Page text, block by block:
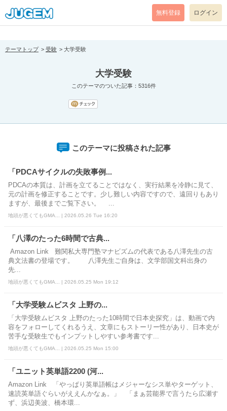
[pear_error: message="Success" code=0 mode=return level=notice
prefix="" info=""]
無料登録 ログイン
テーマトップ 受験 大学受験
大学受験
このテーマのついた記事：5316件
このテーマに投稿された記事
「PDCAサイクルの失敗事例...
PDCAの本質は、計画を立てることではなく、実行結果を冷静に見て、
元の計画を修正することです。少し難しい内容ですので、遠回りもあり
ますが、最後までご覧下さい。 ...
地頭が悪くてもGMA... | 2026.05.26 Tue 16:20
「八澤のたった6時間で古典...
Amazon Link 難関私大専門塾マナビズムの代表である八澤先生の古
典文法書の登場です。 八澤先生ご自身は、文学部国文科出身の
先...
地頭が悪くてもGMA... | 2026.05.25 Mon 19:12
「大学受験ムビスタ 上野の...
「大学受験ムビスタ 上野のたった10時間で日本史探究」は、動画で内
容をフォローしてくれるうえ、文章にもストーリー性があり、日本史が
苦手な受験生でもインプットしやすい参考書です...
地頭が悪くてもGMA... | 2026.05.25 Mon 15:00
「ユニット英単語2200 (河...
Amazon Link 「やっぱり英単語帳はメジャーなシス単やターゲット、
速読英単語ぐらいがええんかなぁ。」 「まぁ芸能界で言うたら広瀬す
ず、浜辺美波、橋本環...